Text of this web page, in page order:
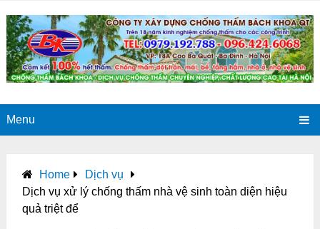
Menu
Home
Dịch vụ
Dịch vụ xử lý chống thấm nhà vệ sinh toàn diện hiệu
quả triệt để